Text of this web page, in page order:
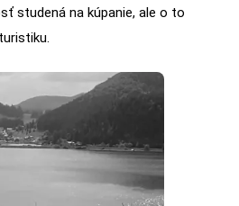
studená na kúpanie, ale o to